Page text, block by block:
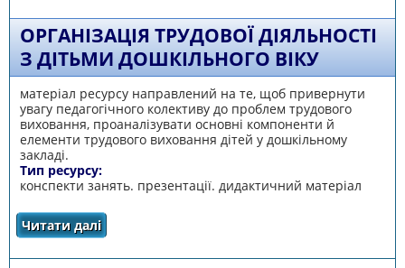
ОРГАНІЗАЦІЯ ТРУДОВОЇ ДІЯЛЬНОСТІ
З ДІТЬМИ ДОШКІЛЬНОГО ВІКУ
матеріал ресурсу направлений на те, щоб привернути
увагу педагогічного колективу до проблем трудового
виховання, проаналізувати основні компоненти й
елементи трудового виховання дітей у дошкільному
закладі.
Тип ресурсу:
конспекти занять. презентації. дидактичний матеріал
Читати далі